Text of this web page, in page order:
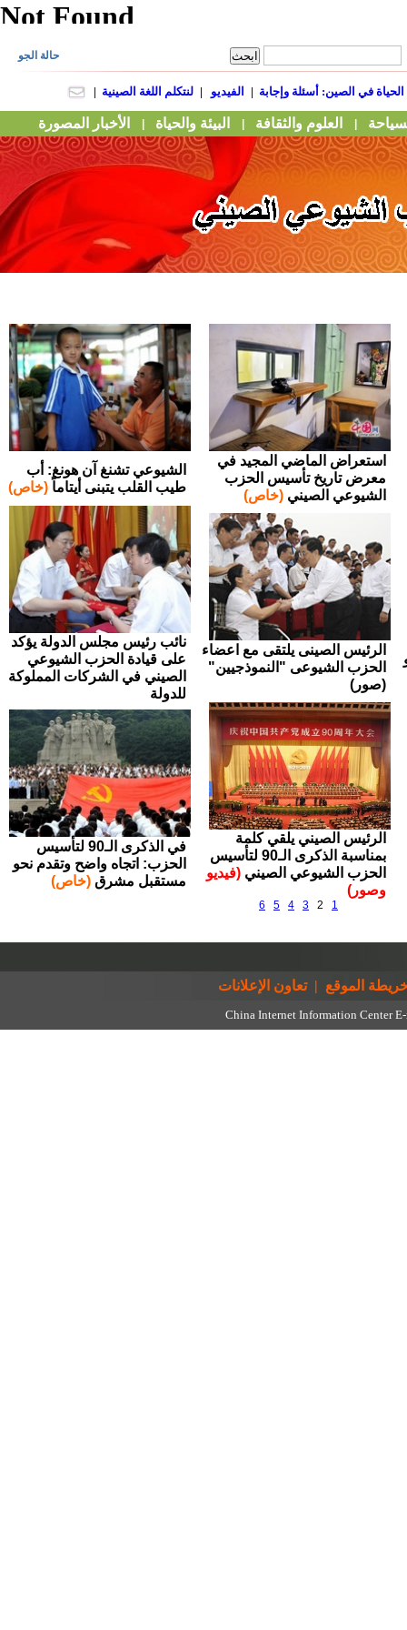
العلوم والثقافة البيئة والحياة الأخبار المصورة
استعراض الماضي المجيد في
معرض تاريخ تأسيس الحزب
الشيوعي الصيني (خاص)
الشيوعي تشنغ آن هونغ: أب
طيب القلب يتبنى أيتاماً (خاص)
الرئيس الصينى يلتقى مع اعضاء
الحزب الشيوعى "النموذجيين"
(صور)
نائب رئيس مجلس الدولة يؤكد
على قيادة الحزب الشيوعي
الصيني في الشركات المملوكة
للدولة
الرئيس الصيني يلقي كلمة
بمناسبة الذكرى الـ90 لتأسيس
الحزب الشيوعي الصيني (فيديو
وصور)
في الذكرى الـ90 لتأسيس
الحزب: اتجاه واضح وتقدم نحو
مستقبل مشرق (خاص)
1
2
3
4
5
6